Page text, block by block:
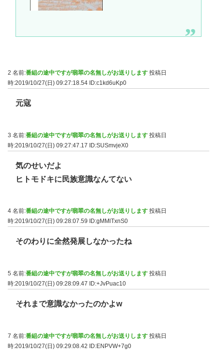
2 名前:番組の途中ですが翡翠の名無しがお送りします 投稿日
時:2019/10/27(日) 09:27:18.54 ID:c1kd6uKp0
元寇
3 名前:番組の途中ですが翡翠の名無しがお送りします 投稿日
時:2019/10/27(日) 09:27:47.17 ID:SUSmvjeX0
気のせいだよ
ヒトモドキに民族意識なんてない
4 名前:番組の途中ですが翡翠の名無しがお送りします 投稿日
時:2019/10/27(日) 09:28:07.59
ID:gMMlTxnS0
そのわりに全然発展しなかったね
5 名前:番組の途中ですが翡翠の名無しがお送りします 投稿日
時:2019/10/27(日) 09:28:09.47
ID:+JvPuac10
それまで意識なかったのかよw
7 名前:番組の途中ですが翡翠の名無しがお送りします 投稿日
時:2019/10/27(日) 09:29:08.42 ID:ENPVW+7g0